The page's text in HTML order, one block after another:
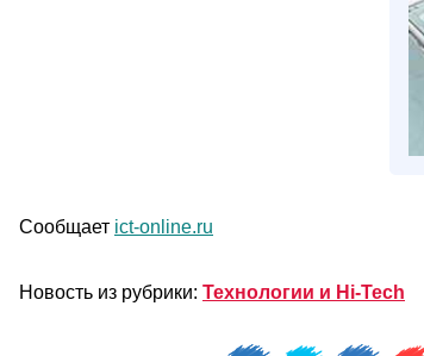
Сообщает ict-online.ru
Новость из рубрики: Технологии и Hi-Tech